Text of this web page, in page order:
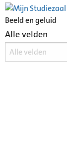
Beeld en geluid
Alle velden